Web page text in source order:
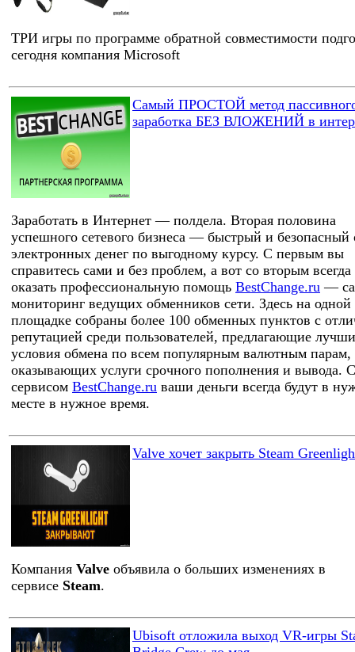
ТРИ игры по программе обратной совместимости
сегодня компания Microsoft
Самый ПРОСТОЙ метод
заработка БЕЗ ВЛОЖЕНИЙ в
Заработать в Интернет — полдела. Вторая половина
успешного сетевого бизнеса — быстрый и безопасный
электронных денег по выгодному курсу. С первым вы
справитесь сами и без проблем, а вот со вторым всегда
оказать профессиональную помощь BestChange.ru —
мониторинг ведущих обменников сети. Здесь на одной
площадке собраны более 100 обменных пунктов с
репутацией среди пользователей, предлагающие
условия обмена по всем популярным валютным парам,
оказывающих услуги срочного пополнения и вывода. С
сервисом BestChange.ru ваши деньги всегда будут в
месте в нужное время.
Valve хочет закрыть Steam
Компания Valve объявила о больших изменениях в
сервисе Steam.
Ubisoft отложила выход VR-игры